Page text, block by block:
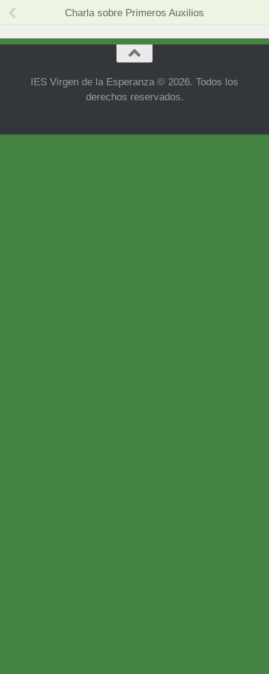
Charla sobre Primeros Auxilios
IES Virgen de la Esperanza © 2026. Todos los
derechos reservados.